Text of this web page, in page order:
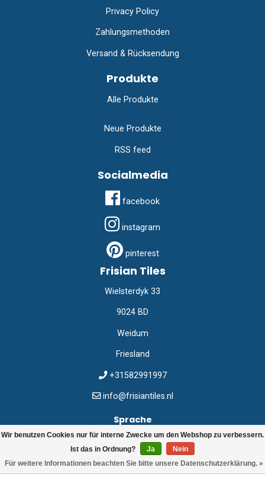
Wir benutzen Cookies nur für interne Zwecke um den Webshop zu verbessern.
Ist das in Ordnung?
Ja
Nein
Für weitere Informationen beachten Sie bitte unsere Datenschutzerklärung. »
Privacy Policy
Zahlungsmethoden
Versand & Rücksendung
Produkte
Alle Produkte
Neue Produkte
RSS feed
Socialmedia
facebook
instagram
pinterest
Frisian Tiles
Wielsterdyk 33
9024 BD
Weidum
Friesland
+31582991997
info@frisiantiles.nl
Sprache
DE